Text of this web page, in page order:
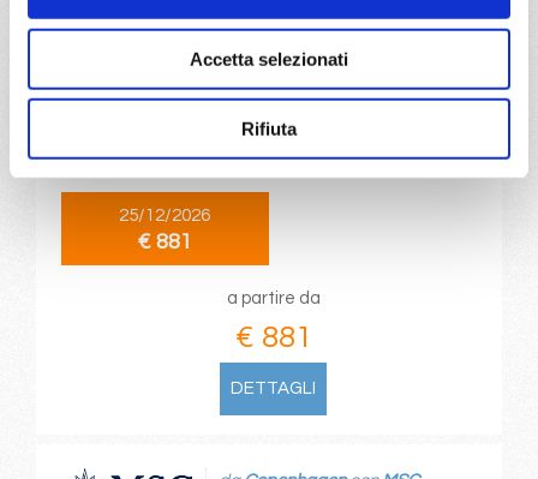
Accetta selezionati
Rifiuta
Nord Europa7 giorni
daParis (le havre)conMSC
Paris (le havre), Amburgo, Amsterdam - rotterdam, Bruges,
Paris (le havre), Cherbourg
25/12/2026
€ 881
a partire da
€ 881
DETTAGLI